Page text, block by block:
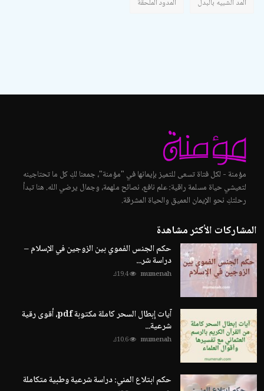
المد الشبيه بالبدل المدود الملحقة
مؤمنة - لكل فتاة تسعى للتميز بإيمانها في "مؤمنة"، جمعنا لكِ كل ما تحتاجينه
لتعيشي حياة مسلمة راقية: علم نافع، نصائح ملهمة، وجمال يرضي الله. هنا تبدأ
رحلتكِ نحو الإيمان العميق والحياة المشرقة.
المشاركات الأكثر مشاهدة
حكم الجنس الفموي بين الزوجين في الإسلام –
دراسة شر...
mumenah
آيات إبطال السحر كاملة مكتوبة pdf، أقوى رقية
شرعية...
mumenah
حكم ابتلاع المني: دراسة شرعية وطبية متكاملة